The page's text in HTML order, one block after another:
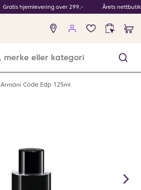
Gratis hjemlevering over 299,- Årets
Ingen
produkter
Armani Code Edp 125ml